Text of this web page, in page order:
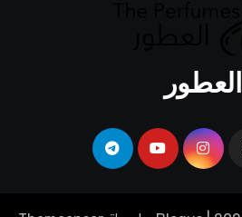
العطور